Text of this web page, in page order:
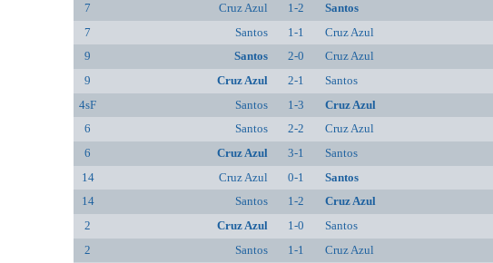
7
Cruz Azul 1-2 Santos
7
Santos 1-1 Cruz Azul
9
Santos 2-0 Cruz Azul
9
Cruz Azul 2-1 Santos
4sF
Santos 1-3 Cruz Azul
6
Santos 2-2 Cruz Azul
6
Cruz Azul 3-1 Santos
14
Cruz Azul 0-1 Santos
14
Santos 1-2 Cruz Azul
2
Cruz Azul 1-0 Santos
2
Santos 1-1 Cruz Azul